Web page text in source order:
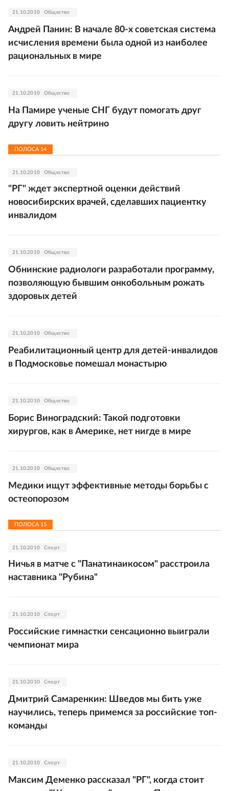
21.10.2010 Общество
Андрей Панин: В начале 80-х советская система
исчисления времени была одной из наиболее
рациональных в мире
21.10.2010 Общество
На Памире ученые СНГ будут помогать друг
другу ловить нейтрино
ПОЛОСА 14
21.10.2010 Общество
"РГ" ждет экспертной оценки действий
новосибирских врачей, сделавших пациентку
инвалидом
21.10.2010 Общество
Обнинские радиологи разработали программу,
позволяющую бывшим онкобольным рожать
здоровых детей
21.10.2010 Общество
Реабилитационный центр для детей-инвалидов
в Подмосковье помешал монастырю
21.10.2010 Общество
Борис Виноградский: Такой подготовки
хирургов, как в Америке, нет нигде в мире
21.10.2010 Общество
Медики ищут эффективные методы борьбы с
остеопорозом
ПОЛОСА 15
21.10.2010 Спорт
Ничья в матче с "Панатинаикосом" расстроила
наставника "Рубина"
21.10.2010 Спорт
Российские гимнастки сенсационно выиграли
чемпионат мира
21.10.2010 Спорт
Дмитрий Самаренкин: Шведов мы бить уже
научились, теперь примемся за российские топ-
команды
21.10.2010 Спорт
Максим Деменко рассказал "РГ", когда стоит